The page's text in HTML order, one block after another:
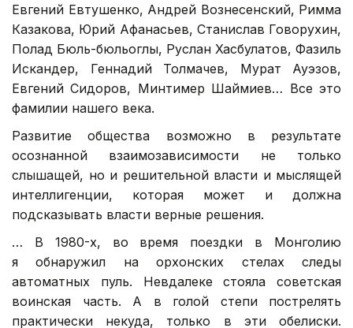
Евгений Евтушенко, Андрей Вознесенский, Римма
Казакова, Юрий Афанасьев, Станислав Говорухин,
Полад Бюль-бюльоглы, Руслан Хасбулатов, Фазиль
Искандер, Геннадий Толмачев, Мурат Ауэзов,
Евгений Сидоров, Минтимер Шаймиев… Все это
фамилии нашего века.
Развитие общества возможно в результате
осознанной взаимозависимости не только
слышащей, но и решительной власти и мыслящей
интеллигенции, которая может и должна
подсказывать власти верные решения.
… В 1980-х, во время поездки в Монголию
я обнаружил на орхонских стелах следы
автоматных пуль. Невдалеке стояла советская
воинская часть. А в голой степи пострелять
практически некуда, только в эти обелиски.